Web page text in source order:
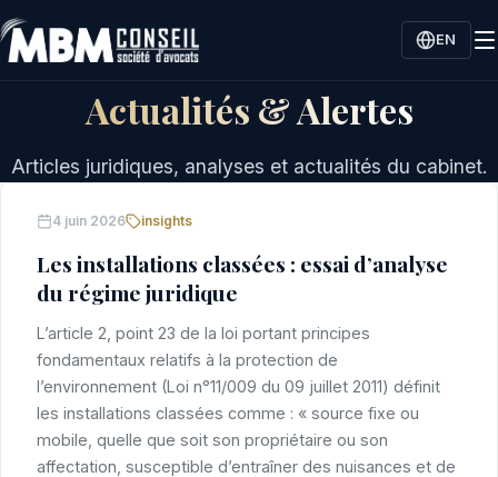
EN
Actualités & Alertes
Articles juridiques, analyses et actualités du cabinet.
4 juin 2026 insights
Les installations classées : essai d’analyse
du régime juridique
L’article 2, point 23 de la loi portant principes
fondamentaux relatifs à la protection de
l’environnement (Loi n°11/009 du 09 juillet 2011) définit
les installations classées comme : « source fixe ou
mobile, quelle que soit son propriétaire ou son
affectation, susceptible d’entraîner des nuisances et de